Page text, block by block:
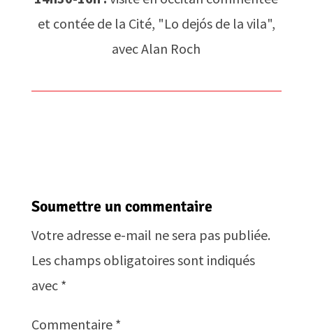
et contée de la Cité, "Lo dejós de la vila",
avec Alan Roch
Soumettre un commentaire
Votre adresse e-mail ne sera pas publiée.
Les champs obligatoires sont indiqués
avec *
Commentaire *